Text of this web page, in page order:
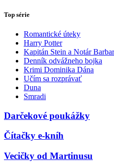
Top série
Romantické úteky
Harry Potter
Kapitán Stein a Notár
Denník odvážneho bojka
Krimi Dominika Dána
Učím sa rozprávať
Duna
Smradi
Darčekové poukážky
Čítačky e-kníh
Vecičky od Martinusu